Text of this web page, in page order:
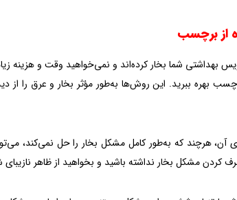
بهداشتی شما بخار کرده‌اند و نمی‌خواهید وقت و هزینه
بهره ببرید. این روش‌ها به‌طور مؤثر بخار و عرق را از
هرچند که به‌طور کامل مشکل بخار را حل نمی‌کند،
کردن مشکل بخار نداشته باشید و بخواهید از ظاهر